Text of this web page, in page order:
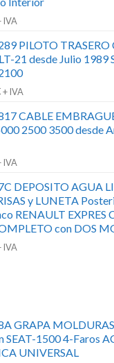
IVA
PILOTO TRASERO
21 desde Julio 1989
+ IVA
CABLE
2500 3500 desde
IVA
DEPOSITO AGUA
y LUNETA
RENAULT EXPRES
con DOS
IVA
GRAPA
SEAT-1500 4-Faros
UNIVERSAL